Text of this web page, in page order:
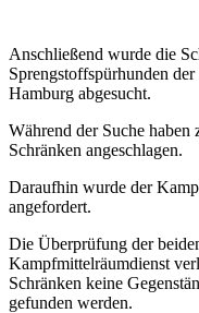
Anschließend wurde die
Sprengstoffspürhunden
Hamburg abgesucht.
Während der Suche haben
Schränken angeschlagen.
Daraufhin wurde der
angefordert.
Die Überprüfung der
Kampfmittelräumdienst
Schränken keine
gefunden werden.